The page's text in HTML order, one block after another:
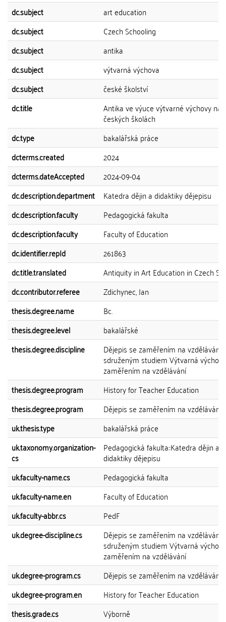
dc.subject
art education
dc.subject
Czech Schooling
dc.subject
antika
dc.subject
výtvarná výchova
dc.subject
české školství
dc.title
Antika ve výuce výtvarné výchovy na
českých školách
dc.type
bakalářská práce
dcterms.created
2024
dcterms.dateAccepted
2024-09-04
dc.description.department
Katedra dějin a didaktiky dějepisu
dc.description.faculty
Pedagogická fakulta
dc.description.faculty
Faculty of Education
dc.identifier.repId
261863
dc.title.translated
Antiquity in Art Education in Czech
dc.contributor.referee
Zdichynec, Jan
thesis.degree.name
Bc.
thesis.degree.level
bakalářské
thesis.degree.discipline
Dějepis se zaměřením na vzdělávání
sdruženým studiem Výtvarná
zaměřením na vzdělávání
thesis.degree.program
History for Teacher Education
thesis.degree.program
Dějepis se zaměřením na vzdělávání
uk.thesis.type
bakalářská práce
uk.taxonomy.organization-
cs
Pedagogická fakulta::Katedra dějin a
didaktiky dějepisu
uk.faculty-name.cs
Pedagogická fakulta
uk.faculty-name.en
Faculty of Education
uk.faculty-abbr.cs
PedF
uk.degree-discipline.cs
Dějepis se zaměřením na vzdělávání
sdruženým studiem Výtvarná
zaměřením na vzdělávání
uk.degree-program.cs
Dějepis se zaměřením na vzdělávání
uk.degree-program.en
History for Teacher Education
thesis.grade.cs
Výborně